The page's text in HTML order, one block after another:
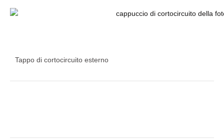
Tappo di cortocircuito esterno